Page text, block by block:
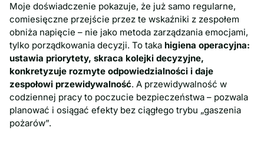
Moje doświadczenie pokazuje, że już samo regularne,
comiesięczne przejście przez te wskaźniki z zespołem
obniża napięcie – nie jako metoda zarządzania emocjami,
tylko porządkowania decyzji. To taka higiena operacyjna:
ustawia priorytety, skraca kolejki decyzyjne,
konkretyzuje rozmyte odpowiedzialności i daje
zespołowi przewidywalność. A przewidywalność w
codziennej pracy to poczucie bezpieczeństwa – pozwala
planować i osiągać efekty bez ciągłego trybu „gaszenia
pożarów”.